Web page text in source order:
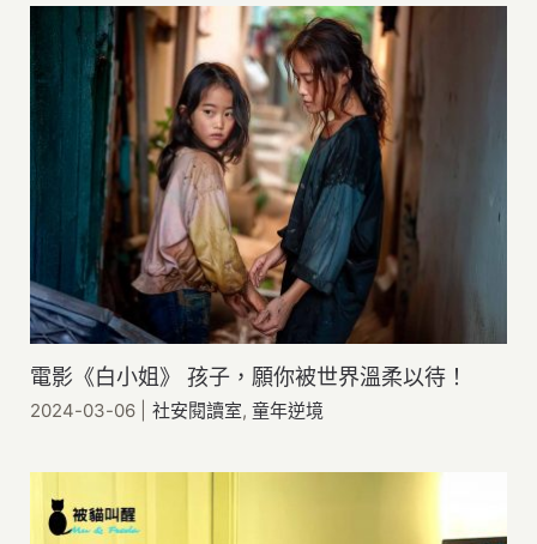
電影《白小姐》 孩子，願你被世界溫柔以待！
2024-03-06 社安閱讀室,童年逆境